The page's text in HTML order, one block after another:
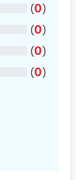
(0)
(0)
(0)
(0)